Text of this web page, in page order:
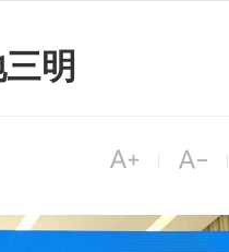
明
 